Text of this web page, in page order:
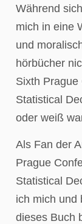
Während
mich in eine
und
hörbücher
Sixth Prague
Statistical
oder weiß
Als Fan der
Prague
Statistical
ich mich und
dieses Buch